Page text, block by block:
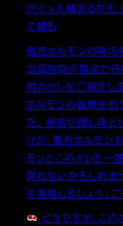
がぐっと縮まるかも
て噂も
風月ホルモンの味の
当店独自の製法で丹
用のタレをご紹介し
ホルモンの旨味を
た。 秘密の隠し味と
けが、風月ホルモン
モンとこのタレを一
戻れないかもしれま
を発見しましょう。
どうですか、こ